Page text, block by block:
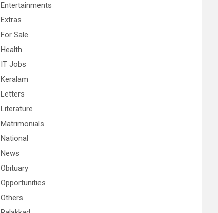
Entertainments
Extras
For Sale
Health
IT Jobs
Keralam
Letters
Literature
Matrimonials
National
News
Obituary
Opportunities
Others